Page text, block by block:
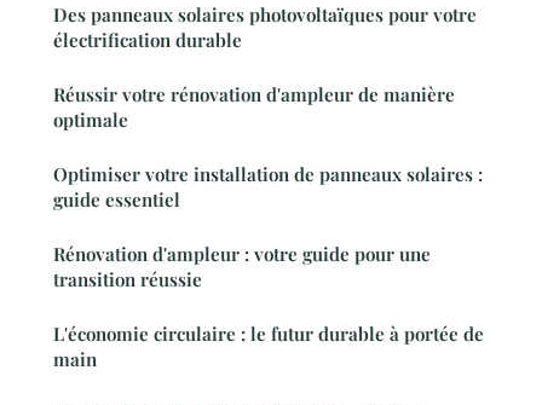
Des panneaux solaires photovoltaïques pour votre
électrification durable
Réussir votre rénovation d'ampleur de manière
optimale
Optimiser votre installation de panneaux solaires :
guide essentiel
Rénovation d'ampleur : votre guide pour une
transition réussie
L'économie circulaire : le futur durable à portée de
main